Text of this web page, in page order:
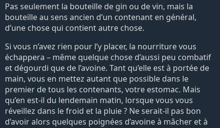
Pas seulement la bouteille de gin ou de vin, mais la
bouteille au sens ancien d’un contenant en général,
d’une chose qui contient autre chose.
Si vous n’avez rien pour l’y placer, la nourriture vous
échappera – même quelque chose d’aussi peu combatif
et dégourdi que de l’avoine. Tant qu’elle est à portée de
main, vous en mettez autant que possible dans le
premier de tous les contenants, votre estomac. Mais
qu’en est-il du lendemain matin, lorsque vous vous
réveillez dans le froid et la pluie ? Ne serait-il pas bon
d’avoir alors quelques poignées d’avoine à mâcher et à